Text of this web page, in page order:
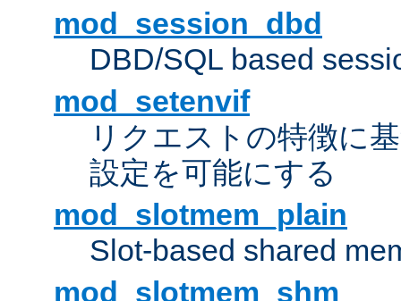
mod_session_dbd
DBD/SQL based
mod_setenvif
リクエストの特徴に
設定を可能にする
mod_slotmem_plain
Slot-based shared
mod_slotmem_shm